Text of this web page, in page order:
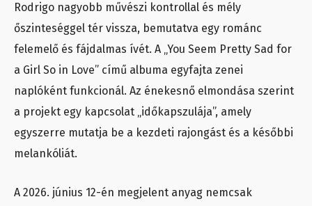
Rodrigo nagyobb művészi kontrollal és mély
őszinteséggel tér vissza, bemutatva egy románc
felemelő és fájdalmas ívét. A „You Seem Pretty Sad for
a Girl So in Love” című albuma egyfajta zenei
naplóként funkcionál. Az énekesnő elmondása szerint
a projekt egy kapcsolat „időkapszulája”, amely
egyszerre mutatja be a kezdeti rajongást és a későbbi
melankóliát.
A 2026. június 12-én megjelent anyag nemcsak